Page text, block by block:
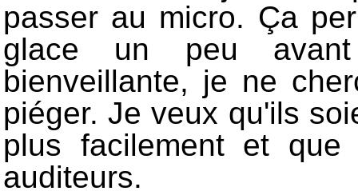
passer au micro. Ça
glace un peu
bienveillante, je ne
piéger. Je veux qu'ils
plus facilement et que
auditeurs.